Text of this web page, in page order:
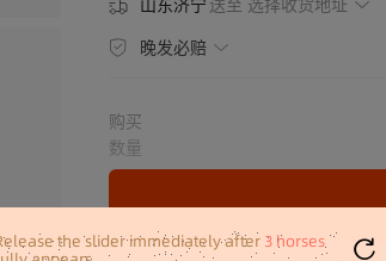
山东济宁 送至 选择收货地址
晚发必赔
购买
数量